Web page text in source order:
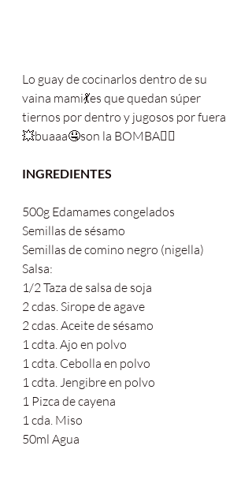
Lo guay de cocinarlos dentro de su
vaina mami💃es que quedan súper
tiernos por dentro y jugosos por fuera
💥buaaa🤤son la BOMBA❤️‍🔥
INGREDIENTES
500g Edamames congelados
Semillas de sésamo
Semillas de comino negro (nigella)
Salsa:
1/2 Taza de salsa de soja
2 cdas. Sirope de agave
2 cdas. Aceite de sésamo
1 cdta. Ajo en polvo
1 cdta. Cebolla en polvo
1 cdta. Jengibre en polvo
1 Pizca de cayena
1 cda. Miso
50ml Agua